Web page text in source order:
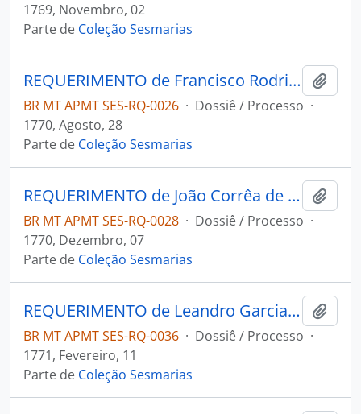
1769, Novembro, 02
Parte de Coleção Sesmarias
REQUERIMENTO de Francisco Rodrigues da Silva ao [Governador e Capitão-General da Capitania de Mato Grosso Luiz Pinto de Souza Coutinho].
BR MT APMT SES-RQ-0026 · Dossiê / Processo ·
1770, Agosto, 28
Parte de Coleção Sesmarias
REQUERIMENTO de João Corrêa de Lemos ao [Governador e Capitão-General da Capitania de Mato Grosso Luiz Pinto de Souza Coutinho].
BR MT APMT SES-RQ-0028 · Dossiê / Processo ·
1770, Dezembro, 07
Parte de Coleção Sesmarias
REQUERIMENTO de Leandro Garcia Leite ao Governador e Capitão-General da Capitania de Mato Grosso Luiz Pinto de Souza Coutinho.
BR MT APMT SES-RQ-0036 · Dossiê / Processo ·
1771, Fevereiro, 11
Parte de Coleção Sesmarias